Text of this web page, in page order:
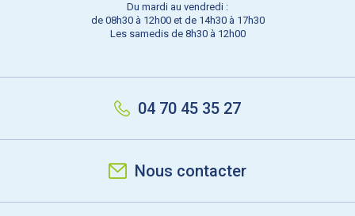
Du mardi au vendredi :
de 08h30 à 12h00 et de 14h30 à 17h30
Les samedis de 8h30 à 12h00
04 70 45 35 27
Nous contacter